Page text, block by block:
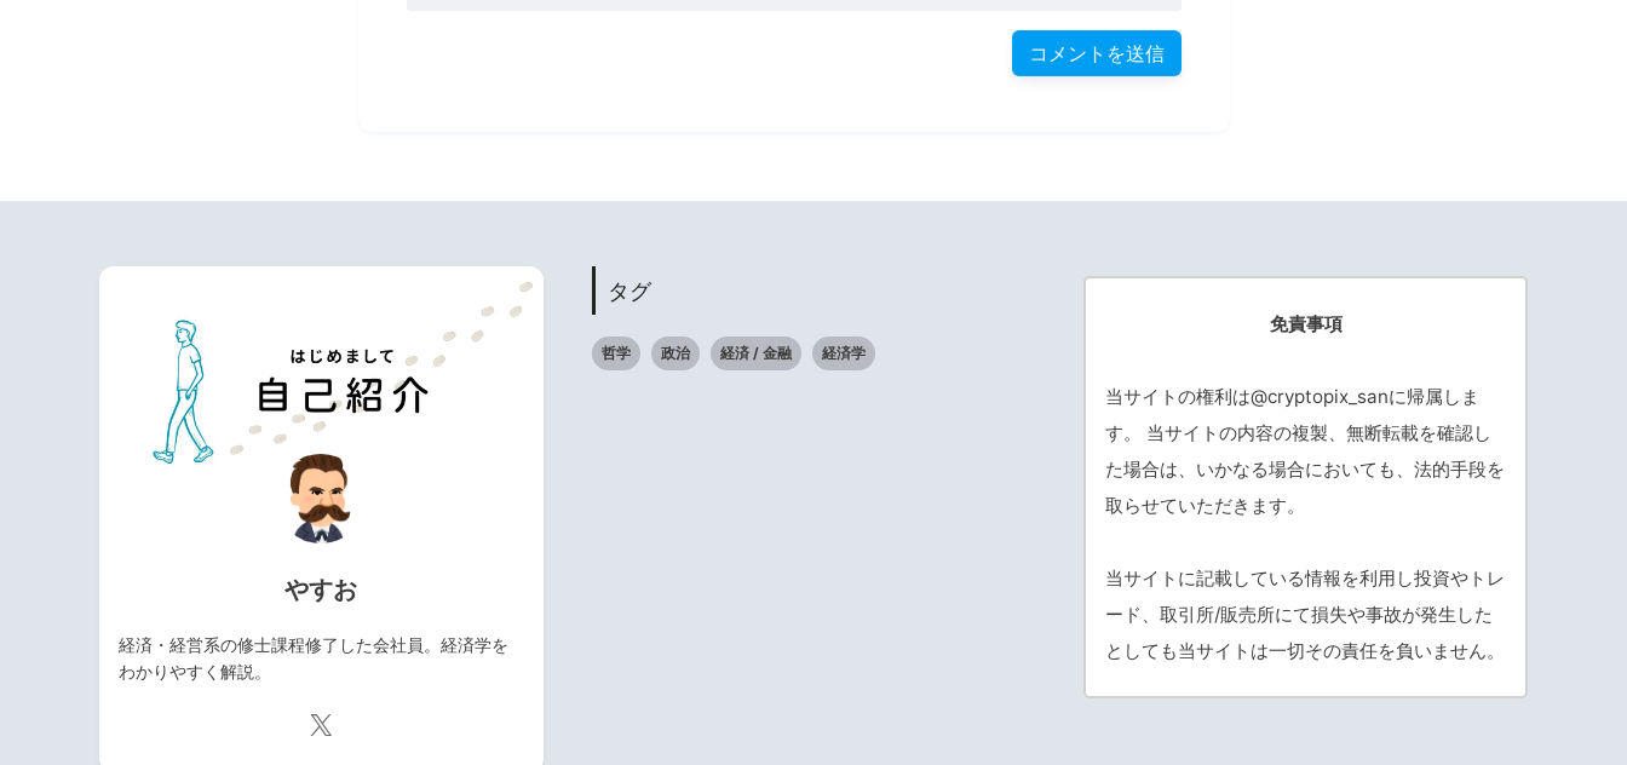
やすお
経済・経営系の修士課程修了した会社員。経済学を
わかりやすく解説。
タグ
哲学 政治 経済 / 金融 経済学
免責事項
当サイトの権利は@cryptopix_sanに帰属しま
す。 当サイトの内容の複製、無断転載を確認し
た場合は、いかなる場合においても、法的手段を
取らせていただきます。
当サイトに記載している情報を利用し投資やトレ
ード、取引所/販売所にて損失や事故が発生した
としても当サイトは一切その責任を負いません。